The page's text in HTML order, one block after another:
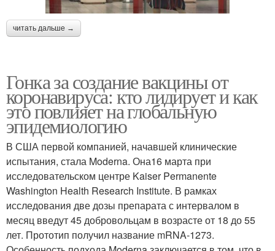
читать дальше →
Гонка за создание вакцины от
коронавируса: кто лидирует и как
это повлияет на глобальную
эпидемиологию
В США первой компанией, начавшей клинические
испытания, стала Moderna. Она16 марта при
исследовательском центре Kaiser Permanente
Washington Health Research Institute. В рамках
исследования две дозы препарата с интервалом в
месяц введут 45 добровольцам в возрасте от 18 до 55
лет. Прототип получил название mRNA-1273.